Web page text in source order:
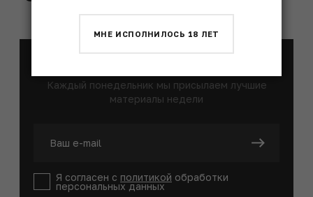
Каждый понедельник мы присылаем лучшие
материалы недели
Я согласен с политикой обработки
персональных данных
МНЕ ИСПОЛНИЛОСЬ 18 ЛЕТ